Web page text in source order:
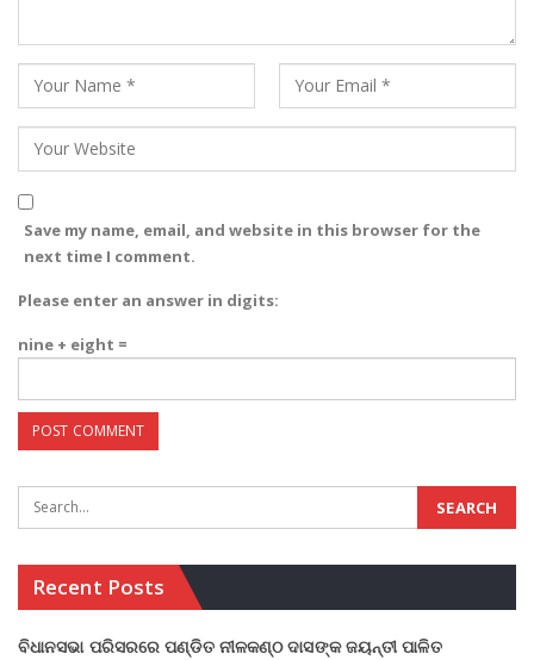
Save my name, email, and website in this browser for the
next time I comment.
Please enter an answer in digits:
nine + eight =
Recent Posts
ବିଧାନସଭା ପରିସରରେ ପଣ୍ଡିତ ନୀଳକଣ୍ଠ ଦାସଙ୍କ ଜୟନ୍ତୀ ପାଳିତ